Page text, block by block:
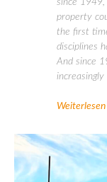
since 1949,
property
the first
disciplines
And since
Weiterlesen